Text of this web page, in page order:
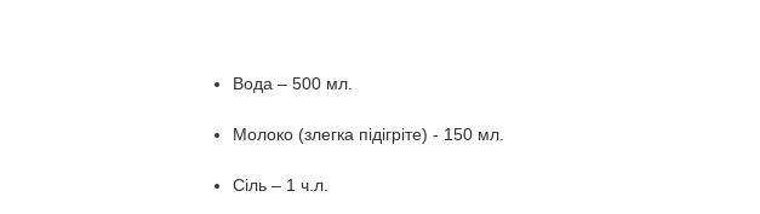
Вода – 500 мл.
Молоко (злегка підігріте) - 150 мл.
Сіль – 1 ч.л.